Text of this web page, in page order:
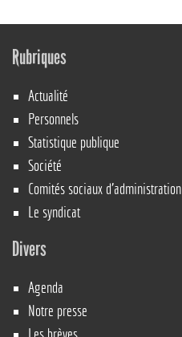
Rubriques
Actualité
Personnels
Statistique publique
Société
Comités sociaux d’administration
Le syndicat
Divers
Agenda
Notre presse